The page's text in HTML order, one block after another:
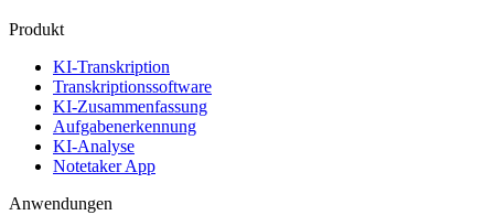
Produkt
KI-Transkription
Transkriptionssoftware
KI-Zusammenfassung
Aufgabenerkennung
KI-Analyse
Notetaker App
Anwendungen